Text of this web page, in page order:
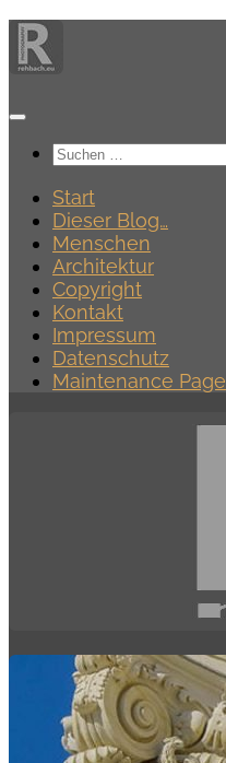
Zum
Inhalt
springen
Suchen
Start
Dieser Blog…
Menschen
Architektur
Copyright
Kontakt
Impressum
Datenschutz
Maintenance Page